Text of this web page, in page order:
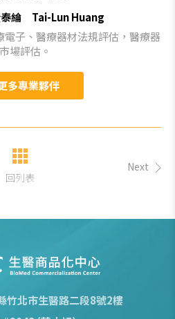
綸 Tai-Lun Huang
子、醫療器材法規評估，醫療器
場評估。
多專業夥伴
回列表
Next
竹北市生醫路二段8號2樓